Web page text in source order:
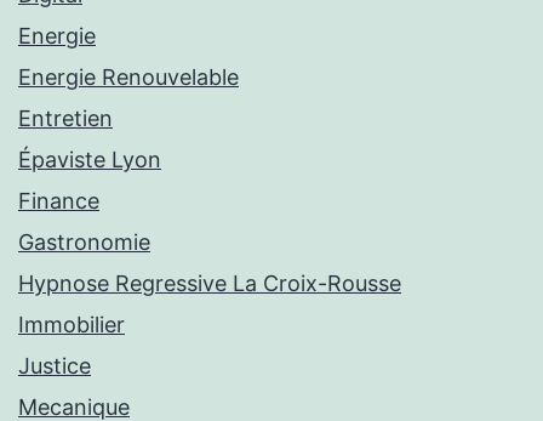
Energie
Energie Renouvelable
Entretien
Épaviste Lyon
Finance
Gastronomie
Hypnose Regressive La Croix-Rousse
Immobilier
Justice
Mecanique